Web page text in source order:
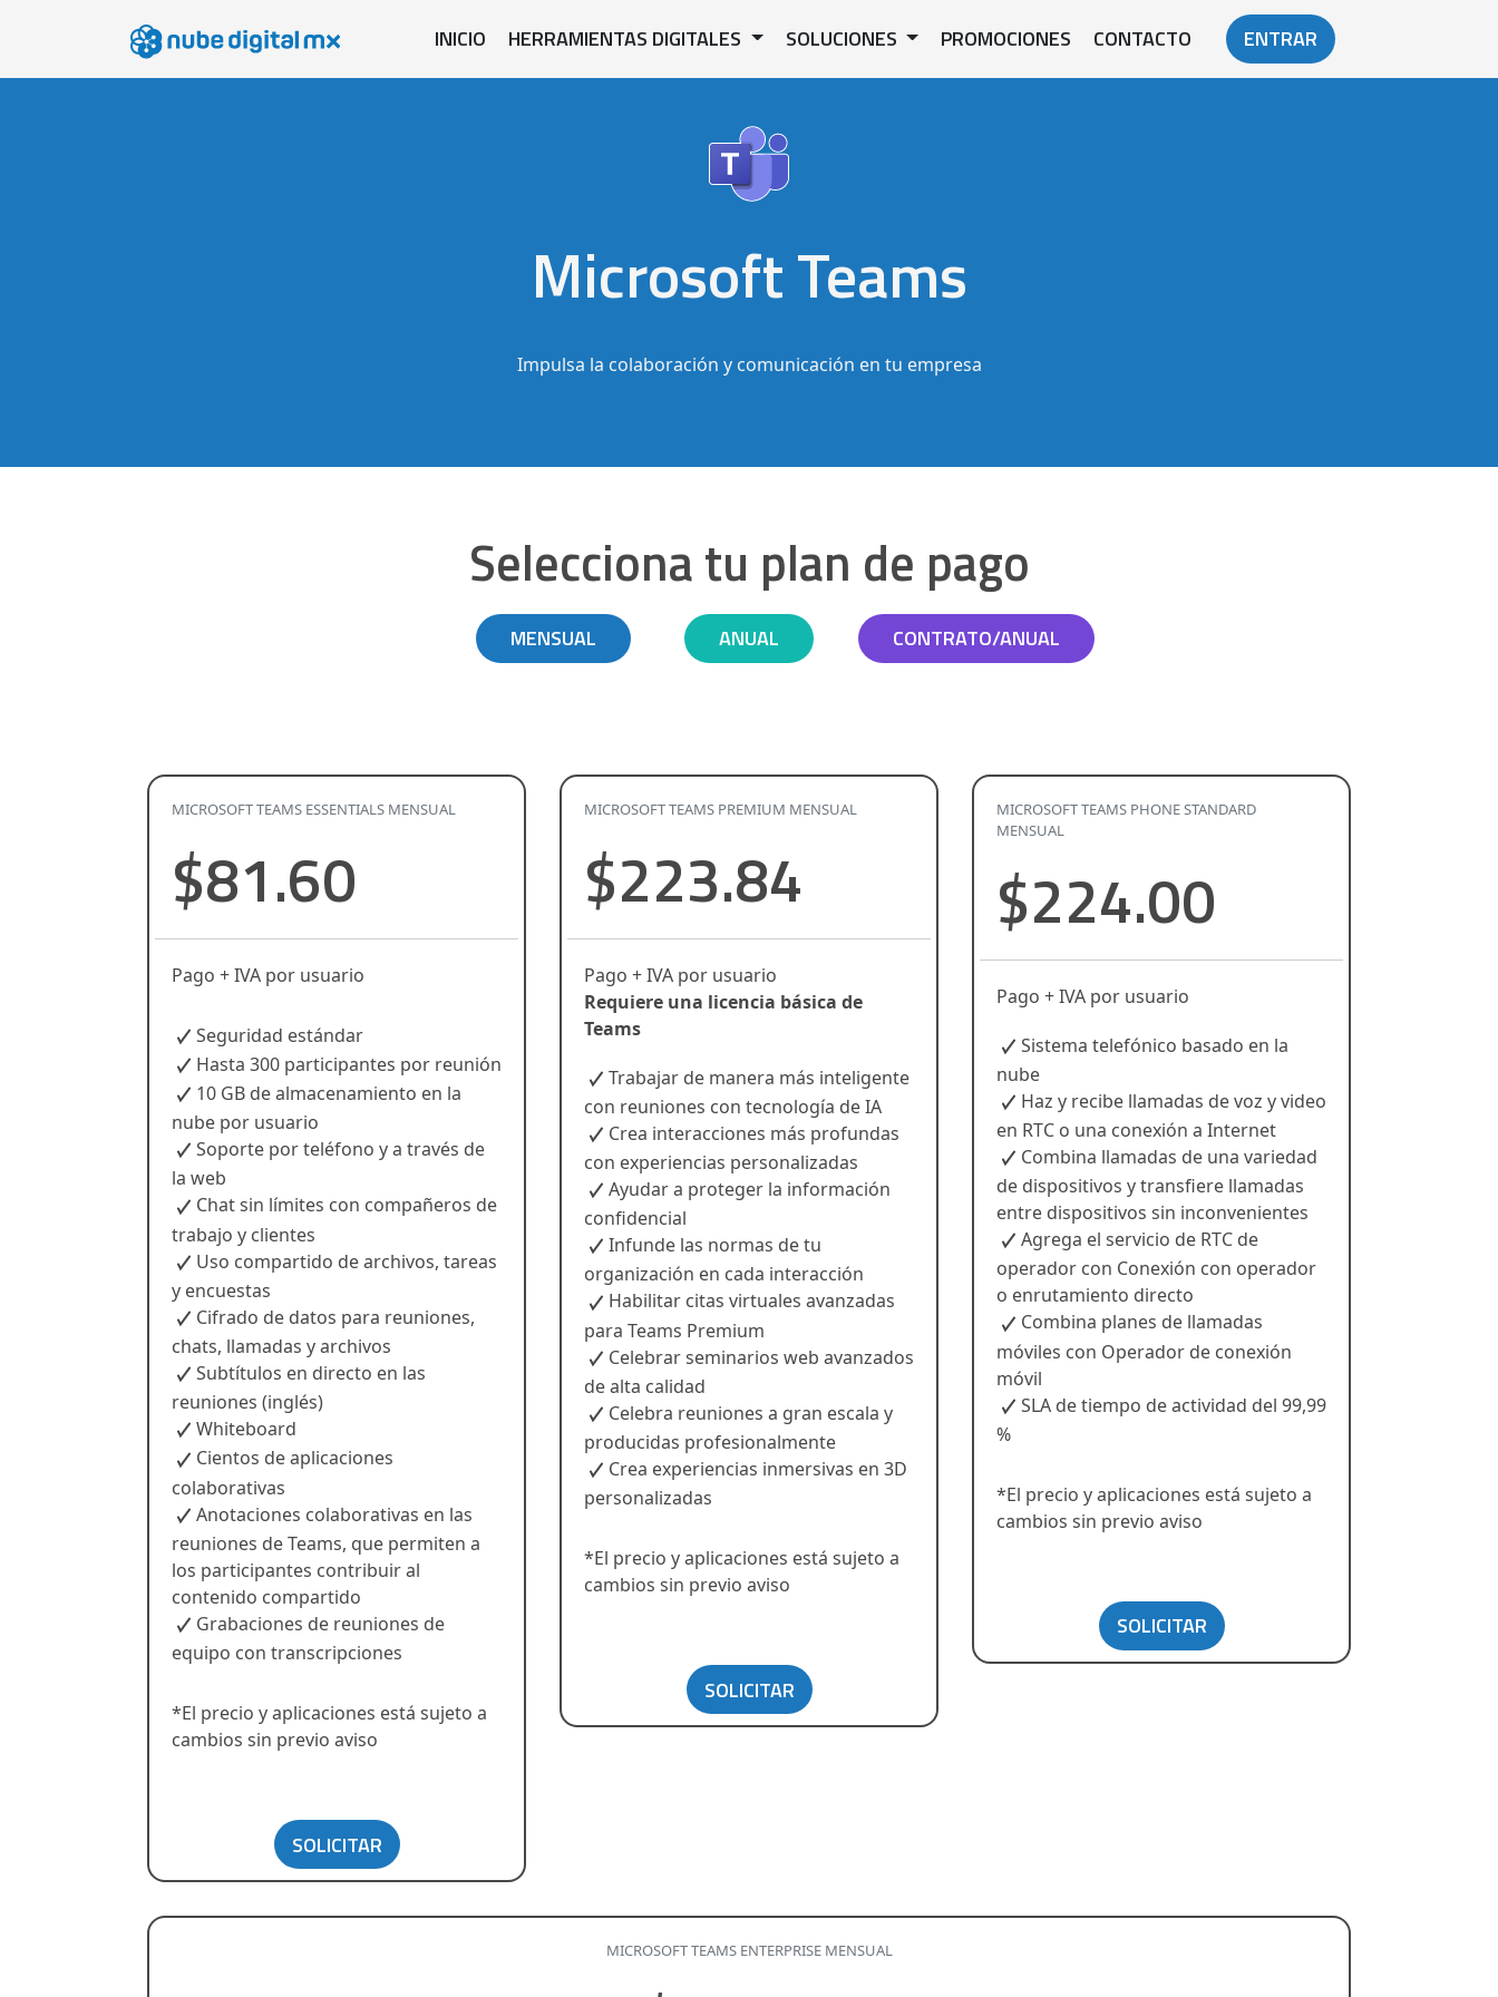
INICIO HERRAMIENTAS DIGITALES SOLUCIONES PROMOCIONES CONTACTO ENTRAR
Microsoft Teams
Impulsa la colaboración y comunicación en tu empresa
Selecciona tu plan de pago
MENSUAL ANUAL CONTRATO/ANUAL
MICROSOFT TEAMS ESSENTIALS MENSUAL
$81.60
Pago + IVA por usuario
Seguridad estándar
Hasta 300 participantes por reunión
10 GB de almacenamiento en la
nube por usuario
Soporte por teléfono y a través de
la web
Chat sin límites con compañeros de
trabajo y clientes
Uso compartido de archivos, tareas
y encuestas
Cifrado de datos para reuniones,
chats, llamadas y archivos
Subtítulos en directo en las
reuniones (inglés)
Whiteboard
Cientos de aplicaciones
colaborativas
Anotaciones colaborativas en las
reuniones de Teams, que permiten a
los participantes contribuir al
contenido compartido
Grabaciones de reuniones de
equipo con transcripciones
*El precio y aplicaciones está sujeto a
cambios sin previo aviso
SOLICITAR
MICROSOFT TEAMS PREMIUM MENSUAL
$223.84
Pago + IVA por usuario
Requiere una licencia básica de
Teams
Trabajar de manera más inteligente
con reuniones con tecnología de IA
Crea interacciones más profundas
con experiencias personalizadas
Ayudar a proteger la información
confidencial
Infunde las normas de tu
organización en cada interacción
Habilitar citas virtuales avanzadas
para Teams Premium
Celebrar seminarios web avanzados
de alta calidad
Celebra reuniones a gran escala y
producidas profesionalmente
Crea experiencias inmersivas en 3D
personalizadas
*El precio y aplicaciones está sujeto a
cambios sin previo aviso
SOLICITAR
MICROSOFT TEAMS PHONE STANDARD
MENSUAL
$224.00
Pago + IVA por usuario
Sistema telefónico basado en la
nube
Haz y recibe llamadas de voz y video
en RTC o una conexión a Internet
Combina llamadas de una variedad
de dispositivos y transfiere llamadas
entre dispositivos sin inconvenientes
Agrega el servicio de RTC de
operador con Conexión con operador
o enrutamiento directo
Combina planes de llamadas
móviles con Operador de conexión
móvil
SLA de tiempo de actividad del 99,99
%
*El precio y aplicaciones está sujeto a
cambios sin previo aviso
SOLICITAR
MICROSOFT TEAMS ENTERPRISE MENSUAL